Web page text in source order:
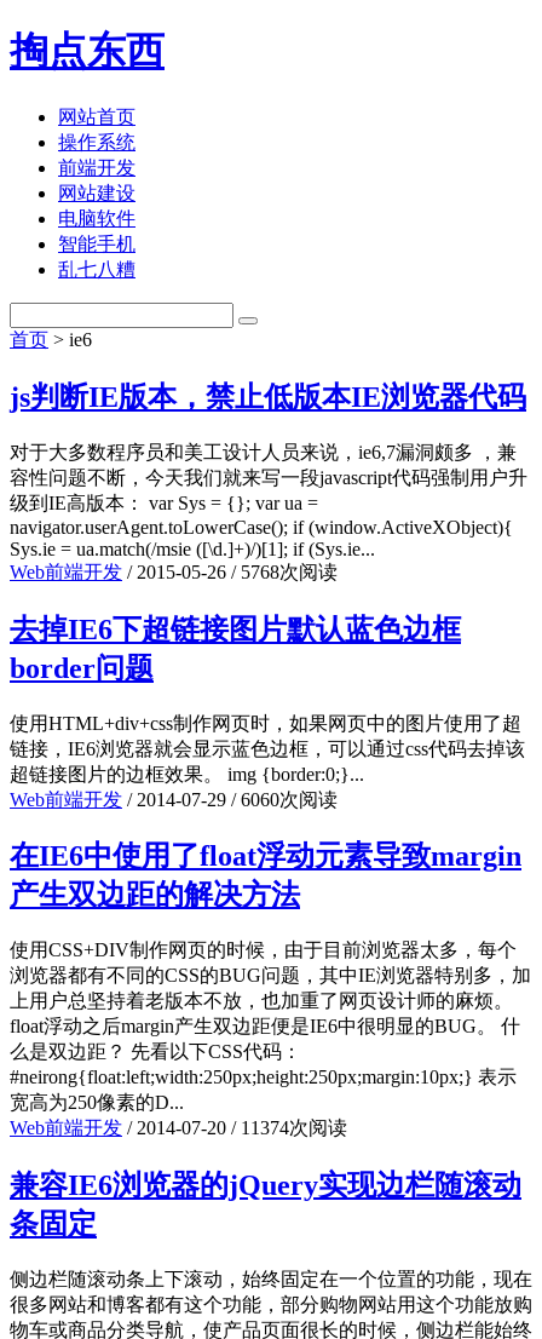
掏点东西
网站首页
操作系统
前端开发
网站建设
电脑软件
智能手机
乱七八糟
首页 > ie6
js判断IE版本，禁止低版本IE浏览器代码
对于大多数程序员和美工设计人员来说，ie6,7漏洞颇多 ，兼
容性问题不断，今天我们就来写一段javascript代码强制用户升
级到IE高版本： var Sys = {}; var ua =
navigator.userAgent.toLowerCase(); if (window.ActiveXObject){
Sys.ie = ua.match(/msie ([\d.]+)/)[1]; if (Sys.ie...
Web前端开发 / 2015-05-26 / 5768次阅读
去掉IE6下超链接图片默认蓝色边框
border问题
使用HTML+div+css制作网页时，如果网页中的图片使用了超
链接，IE6浏览器就会显示蓝色边框，可以通过css代码去掉该
超链接图片的边框效果。 img {border:0;}...
Web前端开发 / 2014-07-29 / 6060次阅读
在IE6中使用了float浮动元素导致margin
产生双边距的解决方法
使用CSS+DIV制作网页的时候，由于目前浏览器太多，每个
浏览器都有不同的CSS的BUG问题，其中IE浏览器特别多，加
上用户总坚持着老版本不放，也加重了网页设计师的麻烦。
float浮动之后margin产生双边距便是IE6中很明显的BUG。 什
么是双边距？ 先看以下CSS代码：
#neirong{float:left;width:250px;height:250px;margin:10px;} 表示
宽高为250像素的D...
Web前端开发 / 2014-07-20 / 11374次阅读
兼容IE6浏览器的jQuery实现边栏随滚动
条固定
侧边栏随滚动条上下滚动，始终固定在一个位置的功能，现在
很多网站和博客都有这个功能，部分购物网站用这个功能放购
物车或商品分类导航，使产品页面很长的时候，侧边栏能始终